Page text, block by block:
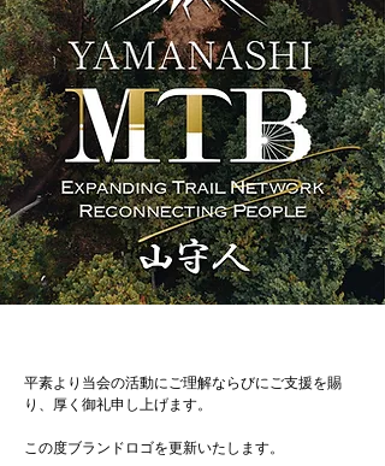
平素より当会の活動にご理解ならびにご支援を賜
り、厚く御礼申し上げます。
この度ブランドロゴを更新いたします。